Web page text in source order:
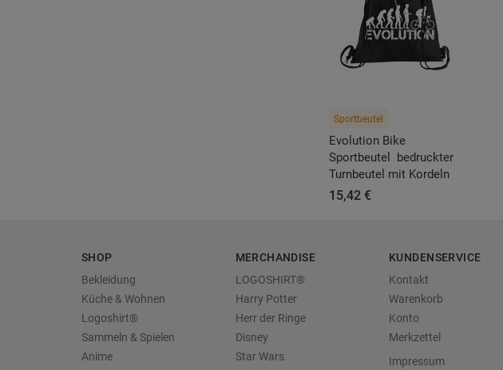
Sportbeutel
Evolution Bike
Sportbeutel  bedruckter
Turnbeutel mit Kordeln
15,42 €
SHOP
Bekleidung
Küche & Wohnen
Logoshirt®
Sammeln & Spielen
Anime
MERCHANDISE
LOGOSHIRT®
Harry Potter
Herr der Ringe
Disney
Star Wars
KUNDENSERVICE
Kontakt
Warenkorb
Konto
Merkzettel
Impressum